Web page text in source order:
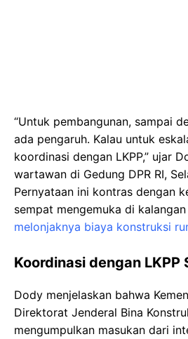
“Untuk pembangunan, sampai
ada pengaruh. Kalau untuk
koordinasi dengan LKPP,” ujar
wartawan di Gedung DPR RI,
Pernyataan ini kontras dengan
sempat mengemuka di
melonjaknya biaya konstruksi
Koordinasi dengan LKPP
Dody menjelaskan bahwa
Direktorat Jenderal Bina
mengumpulkan masukan dari